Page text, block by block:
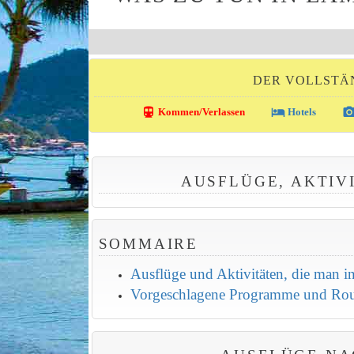
DER
directions_transit Kommen/Verlassen local_hotelHotels
AUSFLÜGE,
SOMMAIRE
Ausflüge und Aktivitäten, die man
Vorgeschlagene Programme und